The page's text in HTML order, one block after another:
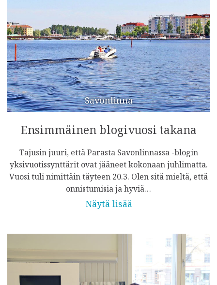
Savonlinna
Ensimmäinen blogivuosi takana
Tajusin juuri, että Parasta Savonlinnassa -blogin
yksivuotissynttärit ovat jääneet kokonaan juhlimatta.
Vuosi tuli nimittäin täyteen 20.3. Olen sitä mieltä, että
onnistumisia ja hyviä…
Näytä lisää